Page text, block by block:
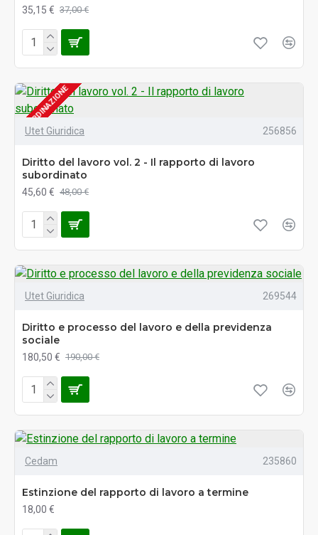
35,15 € 37,00 €
SU ORDINAZIONE
Utet Giuridica 256856
Diritto del lavoro vol. 2 - Il rapporto di lavoro
subordinato
45,60 € 48,00 €
Utet Giuridica 269544
Diritto e processo del lavoro e della previdenza
sociale
180,50 € 190,00 €
Cedam 235860
Estinzione del rapporto di lavoro a termine
18,00 €